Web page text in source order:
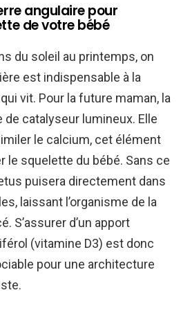
angulaire pour
de votre bébé
du soleil au printemps, on
est indispensable à la
vit. Pour la future maman, la
de catalyseur lumineux. Elle
le calcium, cet élément
le squelette du bébé. Sans ce
puisera directement dans
laissant l’organisme de la
S’assurer d’un apport
(vitamine D3) est donc
pour une architecture